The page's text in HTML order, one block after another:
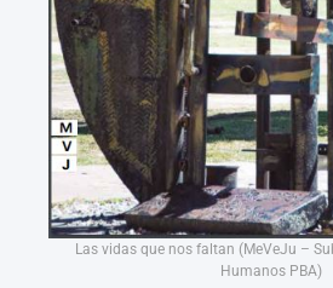
Las vidas que nos faltan (MeVeJu –
Humanos PBA)